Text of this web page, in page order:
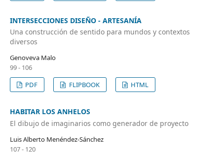
INTERSECCIONES DISEÑO - ARTESANÍA
Una construcción de sentido para mundos y contextos
diversos
Genoveva Malo
99 - 106
PDF
FLIPBOOK HTML
HABITAR LOS ANHELOS
El dibujo de imaginarios como generador de proyecto
Luis Alberto Menéndez-Sánchez
107 - 120